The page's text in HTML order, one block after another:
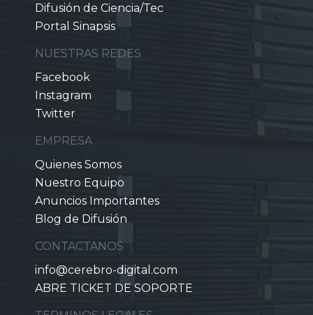
Difusión de Ciencia/Tec
Portal Sinapsis
NUESTRAS REDES
Facebook
Instagram
Twitter
EMPRESA
Quienes Somos
Nuestro Equipo
Anuncios Importantes
Blog de Difusión
CONTACTANOS
info@cerebro-digital.com
ABRE TICKET DE SOPORTE